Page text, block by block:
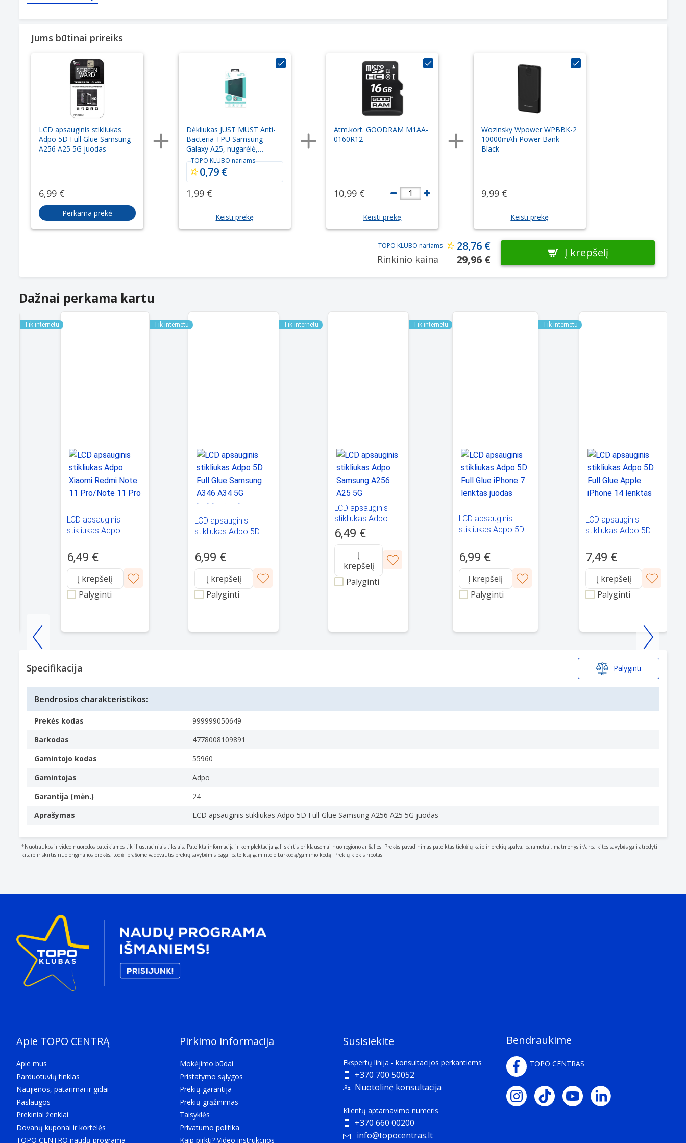
Jums būtinai prireiks
LCD apsauginis stikliukas
Adpo 5D Full Glue Samsung
A256 A25 5G juodas
6,99 €
Perkama prekė
Dėkliukas JUST MUST Anti-
Bacteria TPU Samsung
Galaxy A25, nugarėlė,
silikoninė, skaidri
1,99 €
TOPO KLUBO nariams
0,79 €
Keisti prekę
Atm.kort. GOODRAM M1AA-
0160R12
10,99 € 1
Keisti prekę
Wozinsky Wpower WPBBK-2
10000mAh Power Bank -
Black
9,99 €
Keisti prekę
TOPO KLUBO nariams 28,76 €
Rinkinio kaina 29,96 €
Į krepšelį
Dažnai perkama kartu
Tik internetu
LCD apsauginis
stikliukas Adpo
11 Pro/Note 11 Pro
Plus
6,49 €
Į krepšelį
Palyginti
Tik internetu
LCD apsauginis
stikliukas Adpo 5D
A346 A34 5G lenktas
juodas
6,99 €
Į krepšelį
Palyginti
Tik internetu
LCD apsauginis
stikliukas Adpo
Samsung A256
A25 5G
6,49 €
Į
krepšelį
Palyginti
Tik internetu
LCD apsauginis
stikliukas Adpo 5D
lenktas juodas
6,99 €
Į krepšelį
Palyginti
Tik internetu
LCD apsauginis
stikliukas Adpo 5D
iPhone 14 lenktas
juodas
7,49 €
Į krepšelį
Palyginti
Item
Specifikacija Palyginti
Bendrosios charakteristikos:
Prekės kodas
999999050649
Barkodas
4778008109891
Gamintojo kodas
55960
Gamintojas
Adpo
Garantija (mėn.)
24
Aprašymas
LCD apsauginis stikliukas Adpo 5D Full Glue Samsung A256 A25 5G juodas
*Nuotraukos ir video nuorodos pateikiamos tik iliustraciniais tikslais. Pateikta informacija ir komplektacija gali skirtis priklausomai nuo regiono ar šalies. Prekės pavadinimas pateiktas tiekėjų kaip ir prekių spalva, parametrai, matmenys ir/arba kitos savybės gali atrodyti
kitaip ir skirtis nuo originalios prekės, todėl prašome vadovautis prekių savybėmis pagal pateiktą gamintojo barkodą/gaminio kodą. Prekių kiekis ribotas.
Apie TOPO CENTRĄ
Apie mus
Parduotuvių tinklas
Naujienos, patarimai ir gidai
Paslaugos
Prekiniai ženklai
Dovanų kuponai ir kortelės
TOPO CENTRO naudų programa
Pirkimo informacija
Mokėjimo būdai
Pristatymo sąlygos
Prekių garantija
Prekių grąžinimas
Taisyklės
Privatumo politika
Kaip pirkti? Video instrukcijos
Susisiekite
Ekspertų linija - konsultacijos perkantiems
+370 700 50052
Nuotolinė konsultacija
Klientų aptarnavimo numeris
+370 660 00200
info@topocentras.lt
Bendraukime
TOPO CENTRAS